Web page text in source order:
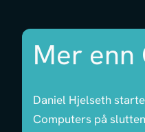
Mer enn
Daniel Hjelseth
Computers på